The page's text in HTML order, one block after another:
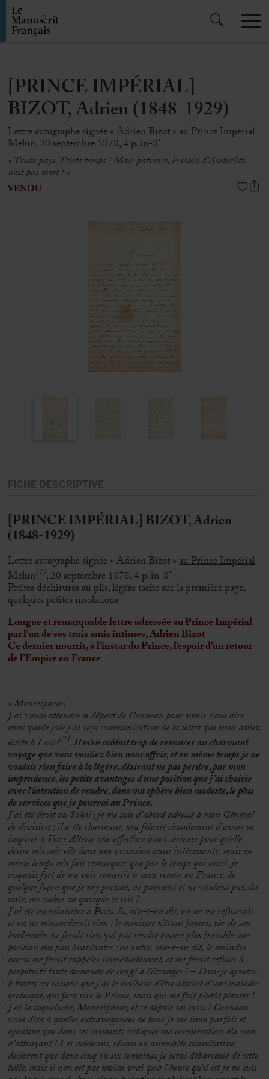
[PRINCE IMPÉRIAL]
BIZOT, Adrien (1848-1929)
Lettre autographe signée « Adrien Bizot »au Prince Impérial
Melun, 20 septembre 1878, 4 p. in-8°
« Triste pays, Triste temps ! Mais patience, le soleil d’Austerlitz
n’est pas mort ! »
VENDU
FICHE DESCRIPTIVE
[PRINCE IMPÉRIAL] BIZOT, Adrien
(1848-1929)
Lettre autographe signée « Adrien Bizot »au Prince Impérial
Melun(1), 20 septembre 1878, 4 p. in-8°
Petites déchirures au plis, légère tache sur la première page,
quelques petites insolations
Longue et remarquable lettre adressée au Prince Impérial
par l’un de ses trois amis intimes, Adrien Bizot
Ce dernier nourrit, à l’instar du Prince, l’espoir d’un retour
de l’Empire en France
« Monseigneur,
J’ai voulu attendre le départ de Conneau pour venir vous dire
avec quelle joie j’ai reçu communication de la lettre que vous aviez
écrite à Louis(2).Il m’en coûtait trop de renoncer au charmant
voyage que vous vouliez bien nous offrir, et en même temps je ne
voulais rien faire à la légère, désirant ne pas perdre, par mon
imprudence, les petits avantages d’une position que j’ai choisie
avec l’intention de rendre, dans ma sphère bien modeste, le plus
de services que je pourrai au Prince.
J’ai été droit au Soleil ; je me suis d’abord adressé à mon Général
de division ; il a été charmant, m’a félicité chaudement d’avoir su
inspirer à Votre Altesse une affection assez sérieuse pour qu’elle
désire m’avoir elle dans une excursion aussi intéressante, mais en
même temps m’a fait remarquer que par le temps qui court, je
risquais fort de me voir remercié à mon retour en France, de
quelque façon que je m’y prenne, ne pouvant et ne voulant pas, du
reste, me cacher en quoique ce soit !
J’ai été au ministère à Paris, là, m’a-t-on dit, on ne me refuserait
et on ne m’accorderait rien ; le ministre n’étant jamais sûr de son
lendemain ne ferait rien qui pût rendre encore plus instable une
position des plus branlantes ; en outre, m’a-t-on dit, le moindre
accroc me ferait rappeler immédiatement, et me ferait refuser à
perpétuité toute demande de congé à l’étranger ! – Dois-je ajouter
à toutes ces raisons que j’ai le malheur d’être atteint d’une maladie
grotesque, qui fera rire le Prince, mais qui me fait plutôt pleurer !
J’ai la coqueluche, Monseigneur, et ce depuis un mois ! Conneau
vous dira à quelles extravagances de toux je me livre parfois et
ajoutera que dans ces moments critiques ma conversation n’a rien
d’attrayant ! Les médecins, réunis en assemblée consultative,
déclarent que dans cinq ou six semaines je serai débarrassé de cette
tuile, mais il n’en est pas moins vrai qu’à l’heure qu’il est je ne suis